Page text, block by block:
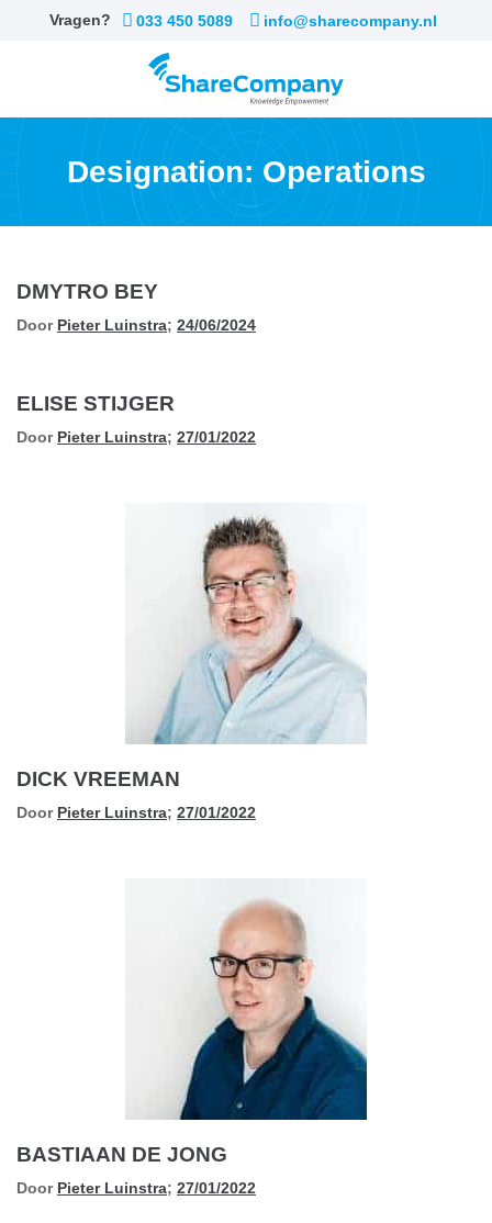
Vragen? 033 450 5089 info@sharecompany.nl
Designation: Operations
DMYTRO BEY
Door Pieter Luinstra; 24/06/2024
ELISE STIJGER
Door Pieter Luinstra; 27/01/2022
DICK VREEMAN
Door Pieter Luinstra; 27/01/2022
BASTIAAN DE JONG
Door Pieter Luinstra; 27/01/2022